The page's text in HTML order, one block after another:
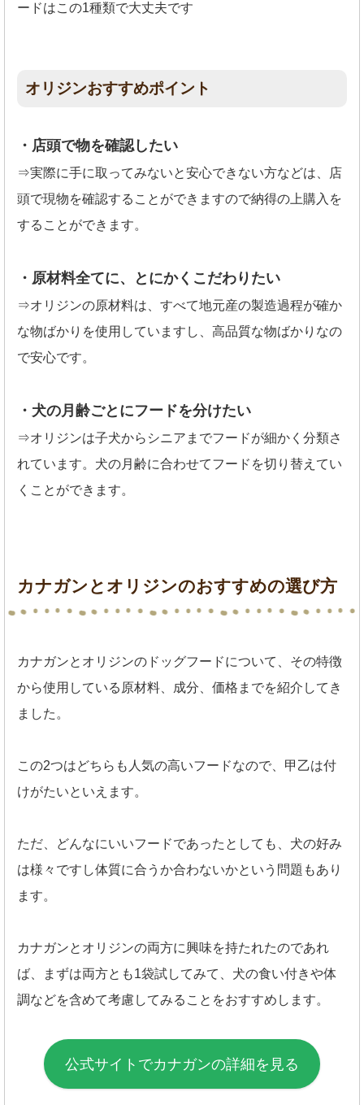
ードはこの1種類で大丈夫です
オリジンおすすめポイント
・店頭で物を確認したい
⇒実際に手に取ってみないと安心できない方などは、店
頭で現物を確認することができますので納得の上購入を
することができます。
・原材料全てに、とにかくこだわりたい
⇒オリジンの原材料は、すべて地元産の製造過程が確か
な物ばかりを使用していますし、高品質な物ばかりなの
で安心です。
・犬の月齢ごとにフードを分けたい
⇒オリジンは子犬からシニアまでフードが細かく分類さ
れています。犬の月齢に合わせてフードを切り替えてい
くことができます。
カナガンとオリジンのおすすめの選び方
カナガンとオリジンのドッグフードについて、その特徴
から使用している原材料、成分、価格までを紹介してき
ました。
この2つはどちらも人気の高いフードなので、甲乙は付
けがたいといえます。
ただ、どんなにいいフードであったとしても、犬の好み
は様々ですし体質に合うか合わないかという問題もあり
ます。
カナガンとオリジンの両方に興味を持たれたのであれ
ば、まずは両方とも1袋試してみて、犬の食い付きや体
調などを含めて考慮してみることをおすすめします。
公式サイトでカナガンの詳細を見る